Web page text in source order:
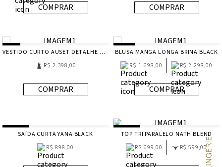
COMPRAR COMPRAR
VESTIDO CURTO AUSET DETALHE BLACK
R$ 2.398,00
COMPRAR
BLUSA MANGA LONGA BRINA BLACK
R$ 1.698,00
R$ 2.298,00
COMPRAR
SAÍDA CURTA YANA BLACK
R$ 898,00
TOP TRI PARALELO NATH BLEND
R$ 699,00
R$ 599,00